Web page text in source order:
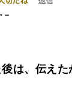
後は、伝え